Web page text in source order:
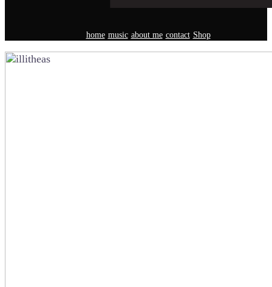
home music about me contact Shop